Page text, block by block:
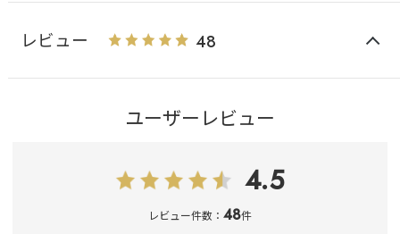
レビュー 48
ユーザーレビュー
4.5
レビュー件数： 48件